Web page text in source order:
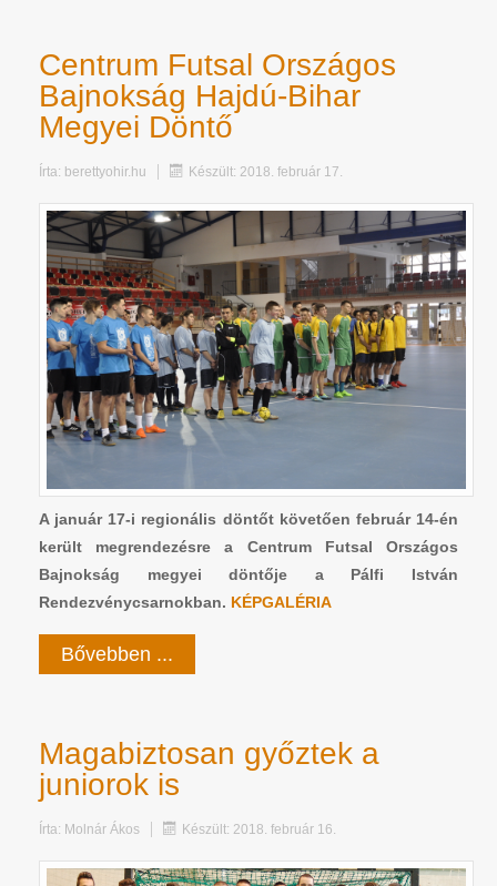
Centrum Futsal Országos
Bajnokság Hajdú-Bihar
Megyei Döntő
Írta: berettyohir.hu Készült: 2018. február 17.
A január 17-i regionális döntőt követően február 14-én
került megrendezésre a Centrum Futsal Országos
Bajnokság megyei döntője a Pálfi István
Rendezvénycsarnokban. KÉPGALÉRIA
Bővebben ...
Magabiztosan győztek a
juniorok is
Írta: Molnár Ákos Készült: 2018. február 16.